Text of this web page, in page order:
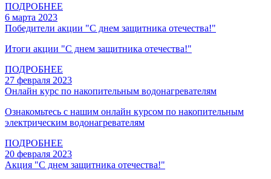
ПОДРОБНЕЕ
6 марта 2023
Победители акции "С днем защитника отечества!"
Итоги акции "С днем защитника отечества!"
ПОДРОБНЕЕ
27 февраля 2023
Онлайн курс по накопительным водонагревателям
Ознакомьтесь с нашим онлайн курсом по накопительным
электрическим водонагревателям
ПОДРОБНЕЕ
20 февраля 2023
Акция "С днем защитника отечества!"